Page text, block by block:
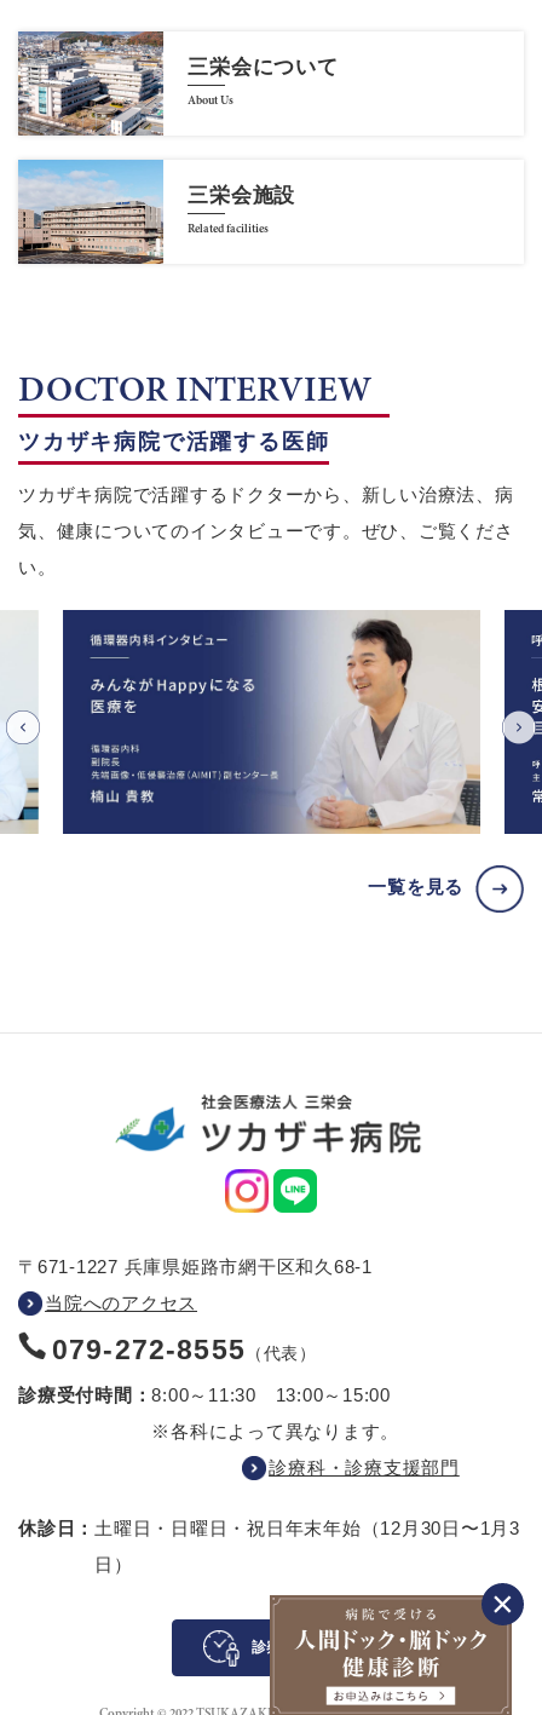
三栄会について
About Us
三栄会施設
Related facilities
DOCTOR INTERVIEW
ツカザキ病院で活躍する医師
ツカザキ病院で活躍するドクターから、新しい治療法、病
気、健康についてのインタビューです。ぜひ、ご覧くださ
い。
一覧を見る
〒671-1227 兵庫県姫路市網干区和久68-1
当院へのアクセス
079-272-8555 （代表）
診療受付時間：8:00～11:30 13:00～15:00
※各科によって異なります。
診療科・診療支援部門
休診日： 土曜日・日曜日・祝日年末年始（12月30日〜1月3
日）
診察待ち案内